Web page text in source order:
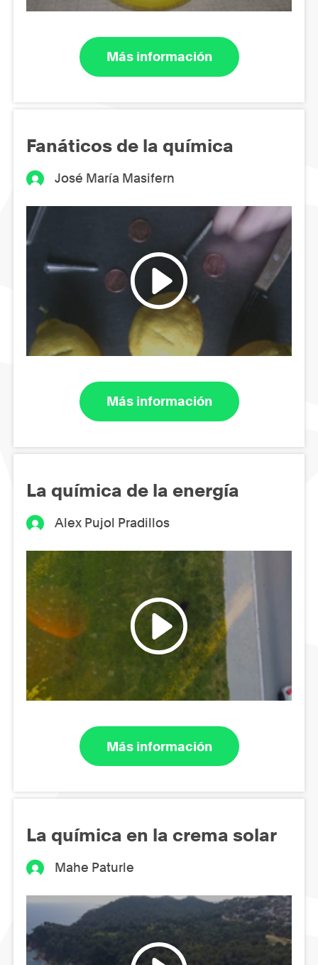
Más información
Fanáticos de la química
José María Masifern
Más información
La química de la energía
Alex Pujol Pradillos
Más información
La química en la crema solar
Mahe Paturle